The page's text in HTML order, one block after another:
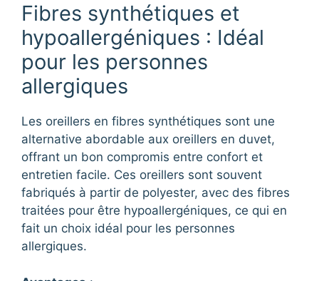
Fibres synthétiques et
hypoallergéniques : Idéal
pour les personnes
allergiques
Les oreillers en fibres synthétiques sont une
alternative abordable aux oreillers en duvet,
offrant un bon compromis entre confort et
entretien facile. Ces oreillers sont souvent
fabriqués à partir de polyester, avec des fibres
traitées pour être hypoallergéniques, ce qui en
fait un choix idéal pour les personnes
allergiques.